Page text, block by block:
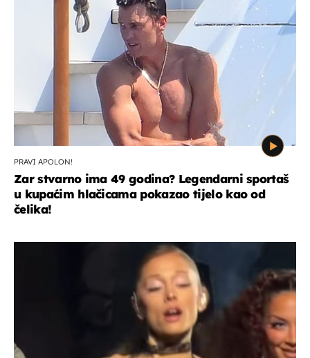
PRAVI APOLON!
Zar stvarno ima 49 godina? Legendarni sportaš
u kupaćim hlačicama pokazao tijelo kao od
čelika!